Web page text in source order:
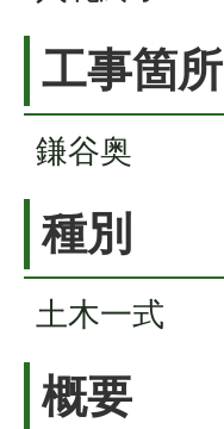
工事箇所
鎌谷奥
種別
土木一式
概要